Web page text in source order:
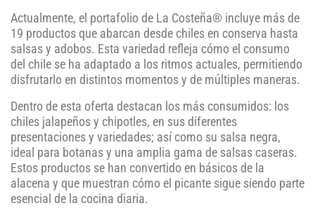
Actualmente, el portafolio de La Costeña® incluye más de
19 productos que abarcan desde chiles en conserva hasta
salsas y adobos. Esta variedad refleja cómo el consumo
del chile se ha adaptado a los ritmos actuales, permitiendo
disfrutarlo en distintos momentos y de múltiples maneras.
Dentro de esta oferta destacan los más consumidos: los
chiles jalapeños y chipotles, en sus diferentes
presentaciones y variedades; así como su salsa negra,
ideal para botanas y una amplia gama de salsas caseras.
Estos productos se han convertido en básicos de la
alacena y que muestran cómo el picante sigue siendo parte
esencial de la cocina diaria.